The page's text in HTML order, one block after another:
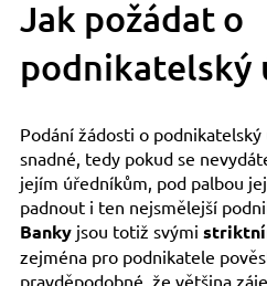
Jak požádat o
podnikatelský
Podání žádosti o
snadné, tedy pokud se
jejím úředníkům, pod palbou
padnout i ten nejsmělejší
Bankyjsou totiž svými
zejména pro podnikatele
pravděpodobné, že většina